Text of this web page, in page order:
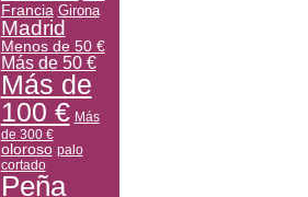
Francia Girona
Madrid
Menos de 50 €
Más de 50 €
Más de
100 € Más
de 300 €
oloroso palo
cortado
Peña